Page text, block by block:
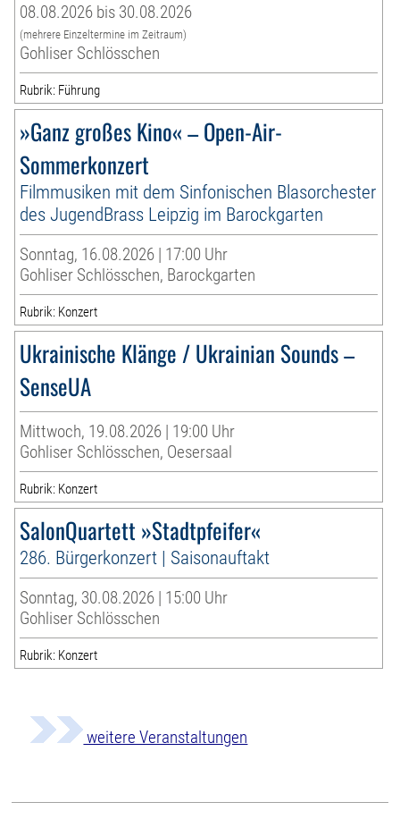
08.08.2026 bis 30.08.2026
(mehrere Einzeltermine im Zeitraum)
Gohliser Schlösschen
Rubrik: Führung
»Ganz großes Kino« – Open-Air-
Sommerkonzert
Filmmusiken mit dem Sinfonischen Blasorchester
des JugendBrass Leipzig im Barockgarten
Sonntag, 16.08.2026 | 17:00 Uhr
Gohliser Schlösschen, Barockgarten
Rubrik: Konzert
Ukrainische Klänge / Ukrainian Sounds –
SenseUA
Mittwoch, 19.08.2026 | 19:00 Uhr
Gohliser Schlösschen, Oesersaal
Rubrik: Konzert
SalonQuartett »Stadtpfeifer«
286. Bürgerkonzert | Saisonauftakt
Sonntag, 30.08.2026 | 15:00 Uhr
Gohliser Schlösschen
Rubrik: Konzert
weitere Veranstaltungen